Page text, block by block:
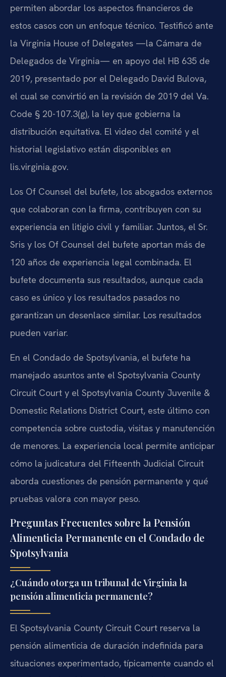
permiten abordar los aspectos financieros de
estos casos con un enfoque técnico. Testificó ante
la Virginia House of Delegates —la Cámara de
Delegados de Virginia— en apoyo del HB 635 de
2019, presentado por el Delegado David Bulova,
el cual se convirtió en la revisión de 2019 del Va.
Code § 20-107.3(g), la ley que gobierna la
distribución equitativa. El video del comité y el
historial legislativo están disponibles en
lis.virginia.gov.
Los Of Counsel del bufete, los abogados externos
que colaboran con la firma, contribuyen con su
experiencia en litigio civil y familiar. Juntos, el Sr.
Sris y los Of Counsel del bufete aportan más de
120 años de experiencia legal combinada. El
bufete documenta sus resultados, aunque cada
caso es único y los resultados pasados no
garantizan un desenlace similar. Los resultados
pueden variar.
En el Condado de Spotsylvania, el bufete ha
manejado asuntos ante el Spotsylvania County
Circuit Court y el Spotsylvania County Juvenile &
Domestic Relations District Court, este último con
competencia sobre custodia, visitas y manutención
de menores. La experiencia local permite anticipar
cómo la judicatura del Fifteenth Judicial Circuit
aborda cuestiones de pensión permanente y qué
pruebas valora con mayor peso.
Preguntas Frecuentes sobre la Pensión
Alimenticia Permanente en el Condado de
Spotsylvania
¿Cuándo otorga un tribunal de Virginia la
pensión alimenticia permanente?
El Spotsylvania County Circuit Court reserva la
pensión alimenticia de duración indefinida para
situaciones experimentado, típicamente cuando el